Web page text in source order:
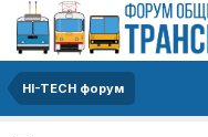
HI-TECH форум